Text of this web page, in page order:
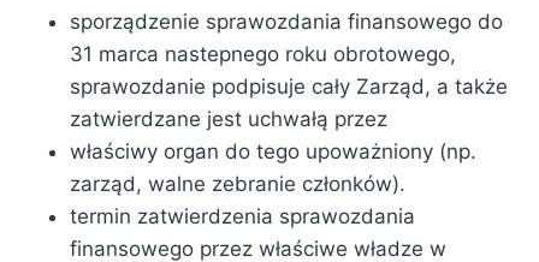
sporządzenie sprawozdania finansowego do
31 marca nastepnego roku obrotowego,
sprawozdanie podpisuje cały Zarząd, a także
zatwierdzane jest uchwałą przez
właściwy organ do tego upoważniony (np.
zarząd, walne zebranie członków).
termin zatwierdzenia sprawozdania
finansowego przez właściwe władze w